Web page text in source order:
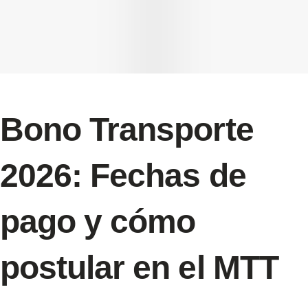
Bono Transporte
2026: Fechas de
pago y cómo
postular en el MTT